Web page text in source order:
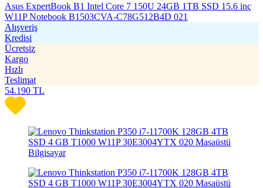
Asus ExpertBook B1 Intel Core 7 150U 24GB 1TB SSD 15.6 inç
W11P Notebook B1503CVA-C78G512B4D 021
Alışveriş
Kredisi
Ücretsiz
Kargo
Hızlı
Teslimat
54.190 TL